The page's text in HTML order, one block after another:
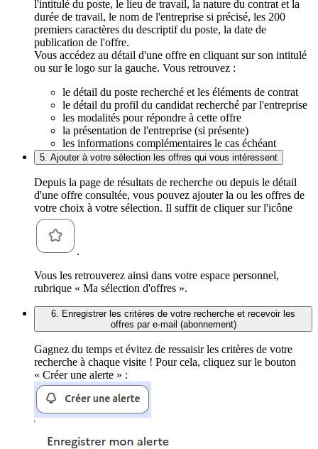
l'intitulé du poste, le lieu de travail, la nature du contrat et la
durée de travail, le nom de l'entreprise si précisé, les 200
premiers caractères du descriptif du poste, la date de
publication de l'offre.
Vous accédez au détail d'une offre en cliquant sur son intitulé
ou sur le logo sur la gauche. Vous retrouvez :
le détail du poste recherché et les éléments de contrat
le détail du profil du candidat recherché par l'entreprise
les modalités pour répondre à cette offre
la présentation de l'entreprise (si présente)
les informations complémentaires le cas échéant
5. Ajouter à votre sélection les offres qui vous intéressent
Depuis la page de résultats de recherche ou depuis le détail
d'une offre consultée, vous pouvez ajouter la ou les offres de
votre choix à votre sélection. Il suffit de cliquer sur l'icône
.
Vous les retrouverez ainsi dans votre espace personnel,
rubrique « Ma sélection d'offres ».
6. Enregistrer les critères de votre recherche et recevoir les
offres par e-mail (abonnement)
Gagnez du temps et évitez de ressaisir les critères de votre
recherche à chaque visite ! Pour cela, cliquez sur le bouton
« Créer une alerte » :